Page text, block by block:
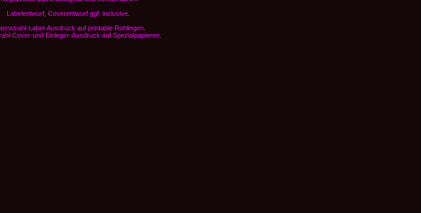
Labelentwurf, Coverentwurf ggf. inclusive.
Label-Ausdruck auf printable Rohlingen.
Cover-und Einleger-Ausdruck auf Spezialpapieren.